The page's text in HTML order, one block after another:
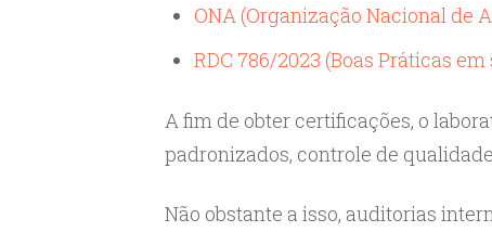
ONA (Organização Nacional de
RDC 786/2023 (Boas Práticas
A fim de obter certificações, o
padronizados, controle de
Não obstante a isso, auditorias